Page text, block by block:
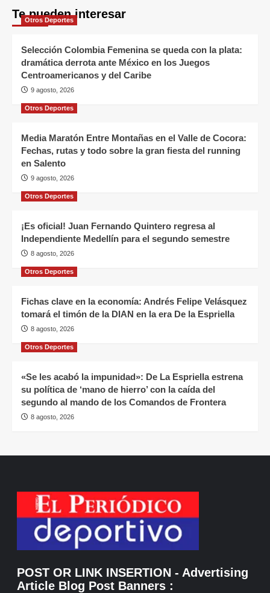
Te pueden interesar
Otros Deportes
Selección Colombia Femenina se queda con la plata:
dramática derrota ante México en los Juegos
Centroamericanos y del Caribe
9 agosto, 2026
Otros Deportes
Media Maratón Entre Montañas en el Valle de Cocora:
Fechas, rutas y todo sobre la gran fiesta del running
en Salento
9 agosto, 2026
Otros Deportes
¡Es oficial! Juan Fernando Quintero regresa al
Independiente Medellín para el segundo semestre
8 agosto, 2026
Otros Deportes
Fichas clave en la economía: Andrés Felipe Velásquez
tomará el timón de la DIAN en la era De la Espriella
8 agosto, 2026
Otros Deportes
«Se les acabó la impunidad»: De La Espriella estrena
su política de ‘mano de hierro’ con la caída del
segundo al mando de los Comandos de Frontera
8 agosto, 2026
POST OR LINK INSERTION - Advertising
Article Blog Post Banners :